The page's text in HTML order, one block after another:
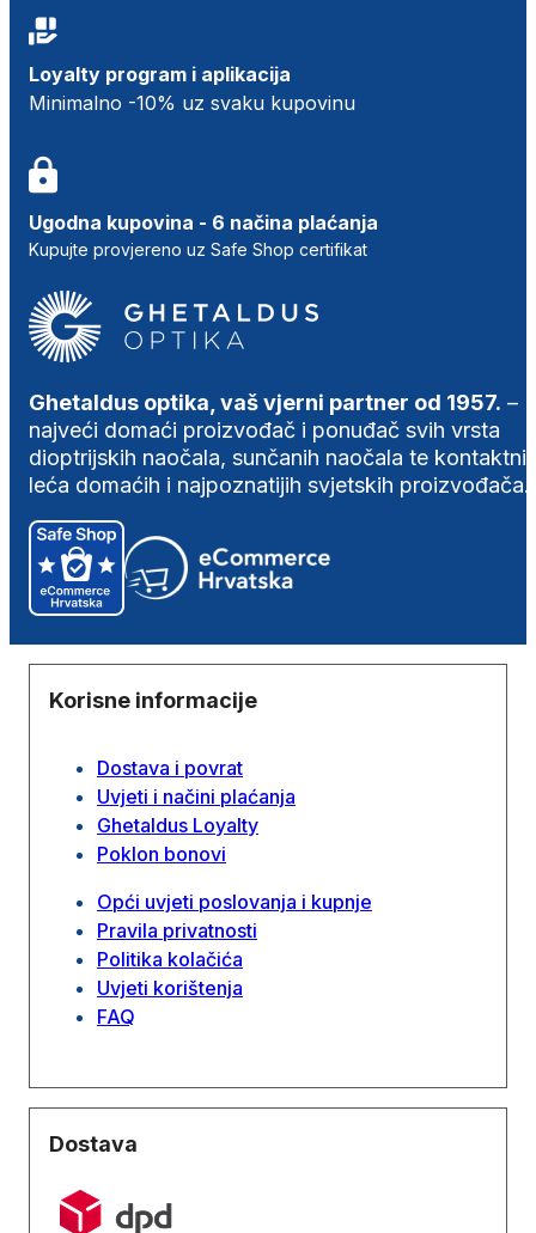
Loyalty program i aplikacija
Minimalno -10% uz svaku kupovinu
Ugodna kupovina - 6 načina plaćanja
Kupujte provjereno uz Safe Shop certifikat
Ghetaldus optika, vaš vjerni partner od 1957. –
najveći domaći proizvođač i ponuđač svih vrsta
dioptrijskih naočala, sunčanih naočala te
leća domaćih i najpoznatijih svjetskih proizvođača.
Korisne informacije
Dostava i povrat
Uvjeti i načini plaćanja
Ghetaldus Loyalty
Poklon bonovi
Opći uvjeti poslovanja i kupnje
Pravila privatnosti
Politika kolačića
Uvjeti korištenja
FAQ
Dostava